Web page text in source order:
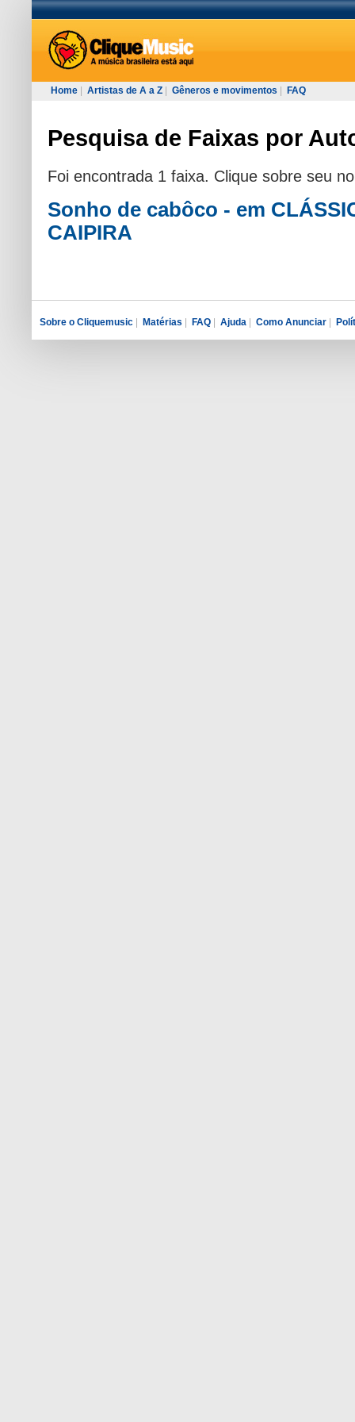
Home Artistas de A a Z Gêneros e movimentos FAQ
Pesquisa de Faixas por
Foi encontrada 1 faixa. Clique sobre seu
Sonho de cabôco - em
CAIPIRA
Sobre o Cliquemusic | Matérias | FAQ | Ajuda | Como Anunciar |